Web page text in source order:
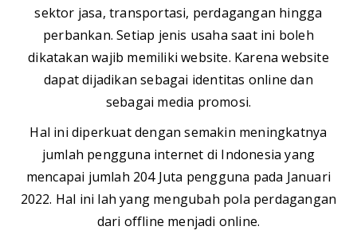
sektor jasa, transportasi, perdagangan hingga
perbankan. Setiap jenis usaha saat ini boleh
dikatakan wajib memiliki website. Karena website
dapat dijadikan sebagai identitas online dan
sebagai media promosi.
Hal ini diperkuat dengan semakin meningkatnya
jumlah pengguna internet di Indonesia yang
mencapai jumlah 204 Juta pengguna pada Januari
2022. Hal ini lah yang mengubah pola perdagangan
dari offline menjadi online.